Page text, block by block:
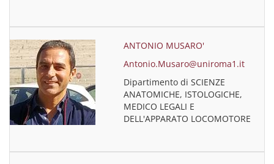
ANTONIO MUSARO'
Antonio.Musaro@uniroma1.it
Dipartimento di SCIENZE
ANATOMICHE, ISTOLOGICHE,
MEDICO LEGALI E
DELL'APPARATO LOCOMOTORE